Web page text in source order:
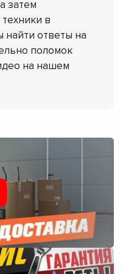
затем
в
найти ответы на
поломок
на нашем